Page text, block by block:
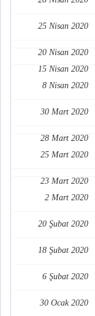
25 Nisan 2020
20 Nisan 2020
15 Nisan 2020
8 Nisan 2020
30 Mart 2020
28 Mart 2020
25 Mart 2020
23 Mart 2020
2 Mart 2020
20 Şubat 2020
18 Şubat 2020
6 Şubat 2020
30 Ocak 2020